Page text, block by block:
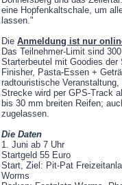
eine Hopfenkaltschale, um
lassen."
Die Anmeldung ist nur
Das Teilnehmer-Limit sind
Starterbeutel mit Goodies der
Finisher, Pasta-Essen +
radtouristische
Strecke wird per GPS-Track
bis 30 mm breiten Reifen;
zugelassen.
Die Daten
1. Juni ab 7 Uhr
Startgeld 55 Euro
Start, Ziel: Pit-Pat
Worms